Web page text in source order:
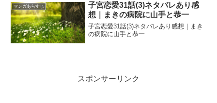
マンガあらすじ
子宮恋愛31話(3)ネタバレあり感
想｜まきの病院に山手と恭一
子宮恋愛31話(3)ネタバレあり感想｜まき
の病院に山手と恭一
スポンサーリンク